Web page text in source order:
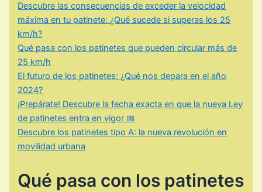
Descubre las consecuencias de exceder la velocidad
máxima en tu patinete: ¿Qué sucede si superas los 25
km/h?
Qué pasa con los patinetes que pueden circular más de
25 km/h
El futuro de los patinetes: ¿Qué nos depara en el año
2024?
¡Prepárate! Descubre la fecha exacta en que la nueva Ley
de patinetes entra en vigor 📅
Descubre los patinetes tipo A: la nueva revolución en
movilidad urbana
Qué pasa con los patinetes